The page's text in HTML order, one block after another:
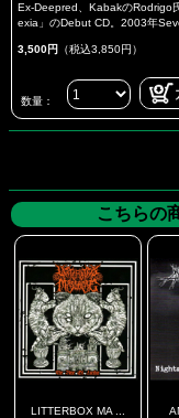
Ex-Deepred、KabakのRodrigo
exia」のDebut CD。2003年
3,500円 （税込3,850円）
数量：
こちらの
LITTERBOX MA ...